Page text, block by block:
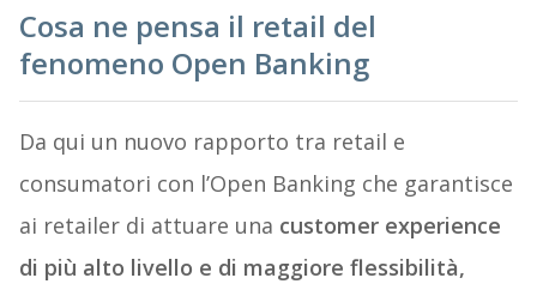
Cosa ne pensa il retail del
fenomeno Open Banking
Da qui un nuovo rapporto tra retail e
consumatori con l’Open Banking che garantisce
ai retailer di attuare una customer experience
di più alto livello e di maggiore flessibilità,